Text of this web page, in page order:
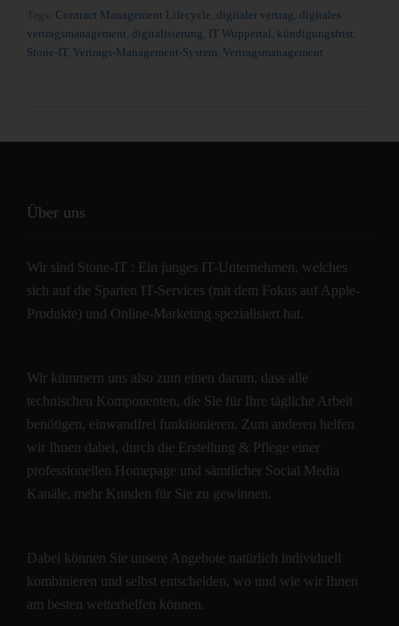
Contract Management Lifecycle digitaler vertrag digitales
vertragsmanagement digitalisierung IT Wuppertal kündigungsfrist
Stone-IT, Vertrags-Management-System Vertragsmanagement
Über uns
Wir sind Stone-IT : Ein junges IT-Unternehmen, welches
sich auf die Sparten IT-Services (mit dem Fokus auf Apple-
Produkte) und Online-Marketing spezialisiert hat.
Wir kümmern uns also zum einen darum, dass alle
technischen Komponenten, die Sie für Ihre tägliche Arbeit
benötigen, einwandfrei funktionieren. Zum anderen helfen
wir Ihnen dabei, durch die Erstellung & Pflege einer
professionellen Homepage und sämtlicher Social Media
Kanäle, mehr Kunden für Sie zu gewinnen.
Dabei können Sie unsere Angebote natürlich individuell
kombinieren und selbst entscheiden, wo und wie wir Ihnen
am besten weiterhelfen können.